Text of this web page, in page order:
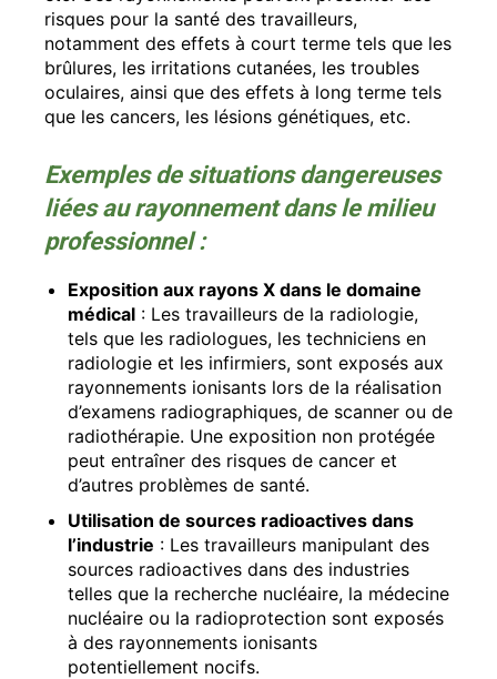
risques pour la santé des travailleurs,
notamment des effets à court terme tels que les
brûlures, les irritations cutanées, les troubles
oculaires, ainsi que des effets à long terme tels
que les cancers, les lésions génétiques, etc.
Exemples de situations dangereuses
liées au rayonnement dans le milieu
professionnel :
Exposition aux rayons X dans le domaine
médical : Les travailleurs de la radiologie,
tels que les radiologues, les techniciens en
radiologie et les infirmiers, sont exposés aux
rayonnements ionisants lors de la réalisation
d’examens radiographiques, de scanner ou de
radiothérapie. Une exposition non protégée
peut entraîner des risques de cancer et
d’autres problèmes de santé.
Utilisation de sources radioactives dans
l’industrie : Les travailleurs manipulant des
sources radioactives dans des industries
telles que la recherche nucléaire, la médecine
nucléaire ou la radioprotection sont exposés
à des rayonnements ionisants
potentiellement nocifs.